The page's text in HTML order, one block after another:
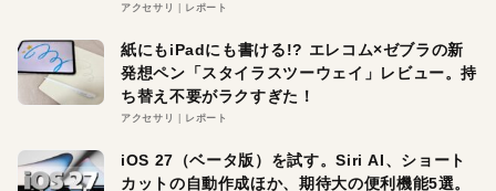
アクセサリ レポート
紙にもiPadにも書ける!? エレコム×ゼブラの新
発想ペン「スタイラスツーウェイ」レビュー。持
ち替え不要がラクすぎた！
アクセサリ レポート
iOS 27（ベータ版）を試す。Siri AI、ショート
カットの自動作成ほか、期待大の便利機能5選。